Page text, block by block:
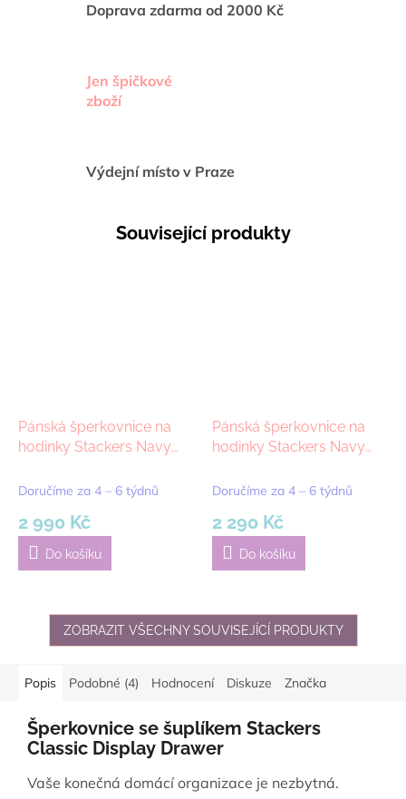
Doprava zdarma od 2000 Kč
Jen špičkové
zboží
Výdejní místo v Praze
Související produkty
Pánská šperkovnice na
hodinky Stackers Navy
tmavě modrá
Doručíme za 4 – 6 týdnů
2 990 Kč
Do košíku
Pánská šperkovnice na
hodinky Stackers Navy
Acrylic Lid | tmavě modrá
Doručíme za 4 – 6 týdnů
2 290 Kč
Do košíku
ZOBRAZIT VŠECHNY SOUVISEJÍCÍ PRODUKTY
Popis Podobné (4) Hodnocení Diskuze Značka
Šperkovnice se šuplíkem Stackers
Classic Display Drawer
Vaše konečná domácí organizace je nezbytná.